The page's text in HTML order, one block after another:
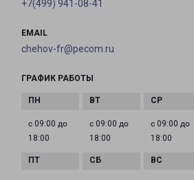
+7(499) 941-08-41
EMAIL
chehov-fr@pecom.ru
ГРАФИК РАБОТЫ
с 09:00 до
18:00
с 09:00 до
18:00
с 09:00 до
18:00